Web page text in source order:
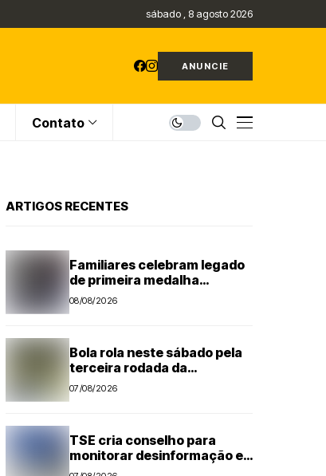
sábado , 8 agosto 2026
ANUNCIE
Contato
ARTIGOS RECENTES
Familiares celebram legado
de primeira medalha
paralímpica do Brasil
08/08/2026
Bola rola neste sábado pela
terceira rodada da
Segundona do Campeonato
07/08/2026
TSE cria conselho para
monitorar desinformação e
IA nas eleições